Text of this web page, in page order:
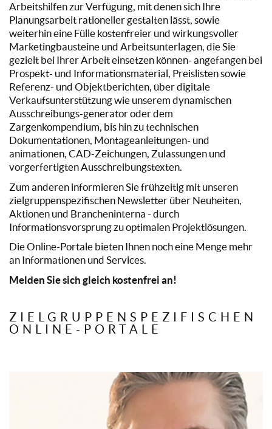
Arbeitshilfen zur Verfügung, mit denen sich Ihre
Planungsarbeit rationeller gestalten lässt, sowie
weiterhin eine Fülle kostenfreier und wirkungsvoller
Marketingbausteine und Arbeitsunterlagen, die Sie
gezielt bei Ihrer Arbeit einsetzen können- angefangen bei
Prospekt- und Informationsmaterial, Preislisten sowie
Referenz- und Objektberichten, über digitale
Verkaufsunterstützung wie unserem dynamischen
Ausschreibungs-generator oder dem
Zargenkompendium, bis hin zu technischen
Dokumentationen, Montageanleitungen- und
animationen, CAD-Zeichungen, Zulassungen und
vorgerfertigten Ausschreibungstexten.
Zum anderen informieren Sie frühzeitig mit unseren
zielgruppenspezifischen Newsletter über Neuheiten,
Aktionen und Brancheninterna - durch
Informationsvorsprung zu optimalen Projektlösungen.
Die Online-Portale bieten Ihnen noch eine Menge mehr
an Informationen und Services.
Melden Sie sich gleich kostenfrei an!
ZIELGRUPPENSPEZIFISCHEN
ONLINE-PORTALE